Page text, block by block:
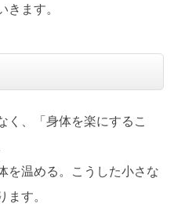
きます。
く、「身体を楽にするこ
を温める。こうした小さな
ます。